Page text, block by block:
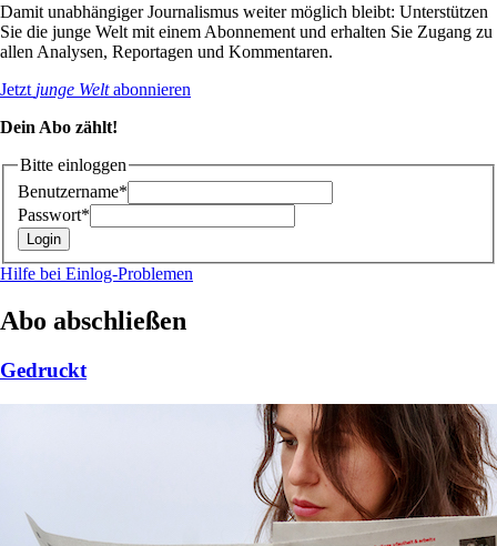
Damit unabhängiger Journalismus weiter möglich bleibt: Unterstützen
Sie die junge Welt mit einem Abonnement und erhalten Sie Zugang zu
allen Analysen, Reportagen und Kommentaren.
Jetzt junge Weltabonnieren
Dein Abo zählt!
Bitte einloggen
Benutzername*
Passwort*
Hilfe bei Einlog-Problemen
Abo abschließen
Gedruckt